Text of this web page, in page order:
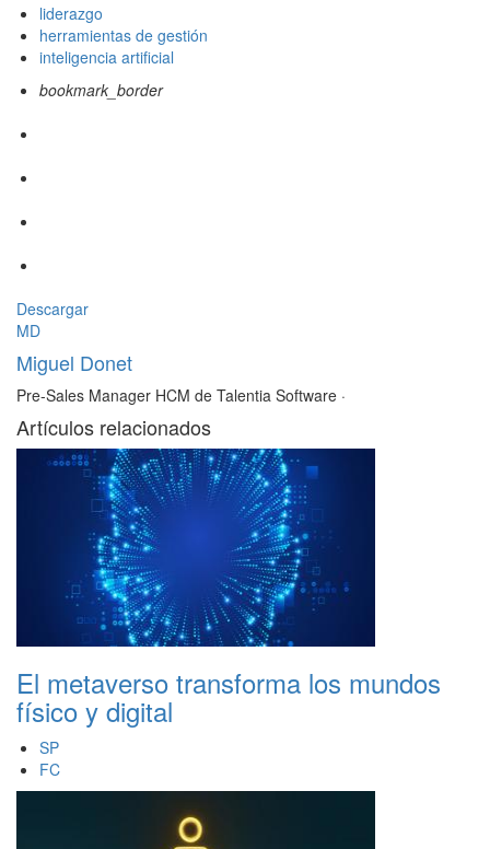
liderazgo
herramientas de gestión
inteligencia artificial
bookmark_border
Descargar
MD
Miguel Donet
Pre-Sales Manager HCM de Talentia Software ·
Artículos relacionados
El metaverso transforma los mundos
físico y digital
SP
FC